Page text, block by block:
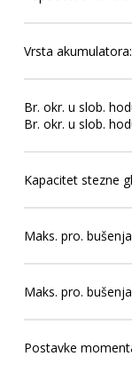
Vrsta
Br. okr. u slob.
Br. okr. u slob.
Kapacitet stezne
Maks. pro.
Maks. pro.
Postavke